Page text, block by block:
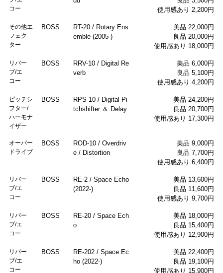
コー
使用感あり 2,200円
その他エ
フェク
ター
BOSS
RT-20 / Rotary Ens
emble (2005-)
美品 22,000円
良品 20,000円
使用感あり 18,000円
リバー
ブ/エ
コー
BOSS
RRV-10 / Digital Re
verb
美品 6,000円
良品 5,100円
使用感あり 4,200円
ピッチシ
フター/
ハーモナ
イザー
BOSS
RPS-10 / Digital Pi
tchshifter ＆ Delay
美品 24,200円
良品 20,700円
使用感あり 17,300円
オーバー
ドライブ
BOSS
ROD-10 / Overdriv
e / Distortion
美品 9,000円
良品 7,700円
使用感あり 6,400円
リバー
ブ/エ
コー
BOSS
RE-2 / Space Echo
(2022-)
美品 13,600円
良品 11,600円
使用感あり 9,700円
リバー
ブ/エ
コー
BOSS
RE-20 / Space Ech
o
美品 18,000円
良品 15,400円
使用感あり 12,900円
リバー
ブ/エ
コー
BOSS
RE-202 / Space Ec
ho (2022-)
美品 22,400円
良品 19,100円
使用感あり 15,900円